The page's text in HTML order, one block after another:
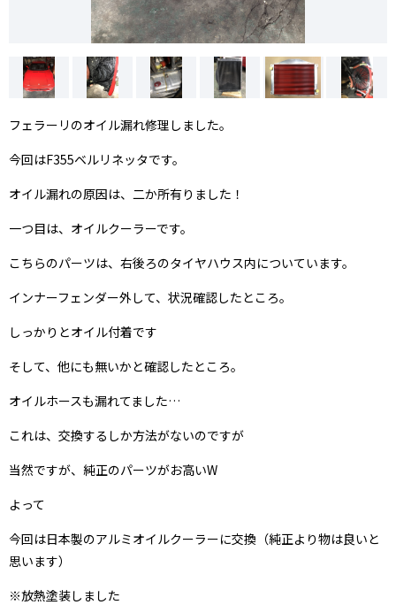
フェラーリのオイル漏れ修理しました。
今回はF355ベルリネッタです。
オイル漏れの原因は、二か所有りました！
一つ目は、オイルクーラーです。
こちらのパーツは、右後ろのタイヤハウス内についています。
インナーフェンダー外して、状況確認したところ。
しっかりとオイル付着です
そして、他にも無いかと確認したところ。
オイルホースも漏れてました…
これは、交換するしか方法がないのですが
当然ですが、純正のパーツがお高いW
よって
今回は日本製のアルミオイルクーラーに交換（純正より物は良いと
思います）
※放熱塗装しました